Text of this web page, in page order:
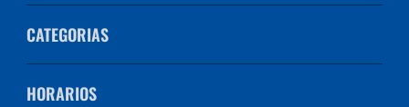
CATEGORIAS
HORARIOS